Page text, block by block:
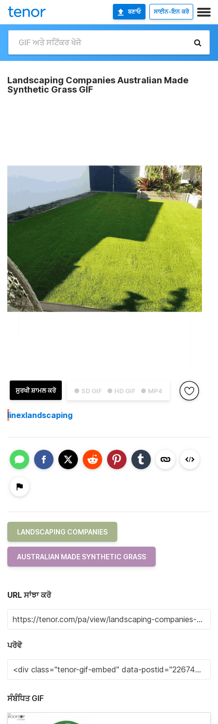
ਬਣਾਓ ਸਾਈਨ-ਇਨ ਕਰੋ
Landscaping Companies Australian Made
Synthetic Grass GIF
● SD GIF ● HD GIF ● MP4
ਸੁਰਖੀ ਸ਼ਾਮਲ ਕਰੋ
Iinexlandscaping
LANDSCAPING COMPANIES
AUSTRALIAN MADE SYNTHETIC GRASS
URL ਸਾਂਝਾ ਕਰੋ
ਪਰੋਵੋ
ਸੰਬੰਧਿਤ GIF